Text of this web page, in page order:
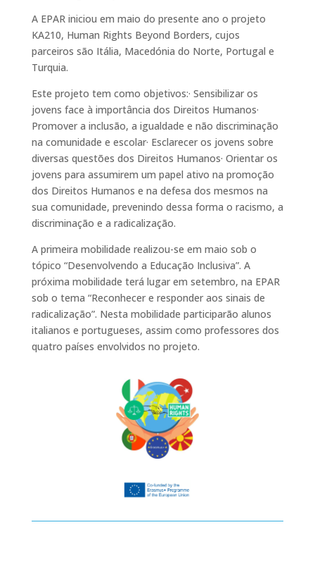
A EPAR iniciou em maio do presente ano o projeto
KA210, Human Rights Beyond Borders, cujos
parceiros são Itália, Macedónia do Norte, Portugal e
Turquia.
Este projeto tem como objetivos:· Sensibilizar os
jovens face à importância dos Direitos Humanos·
Promover a inclusão, a igualdade e não discriminação
na comunidade e escolar· Esclarecer os jovens sobre
diversas questões dos Direitos Humanos· Orientar os
jovens para assumirem um papel ativo na promoção
dos Direitos Humanos e na defesa dos mesmos na
sua comunidade, prevenindo dessa forma o racismo, a
discriminação e a radicalização.
A primeira mobilidade realizou-se em maio sob o
tópico “Desenvolvendo a Educação Inclusiva”. A
próxima mobilidade terá lugar em setembro, na EPAR
sob o tema “Reconhecer e responder aos sinais de
radicalização”. Nesta mobilidade participarão alunos
italianos e portugueses, assim como professores dos
quatro países envolvidos no projeto.